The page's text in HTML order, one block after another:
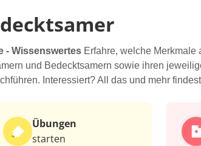
- Wissenswertes Erfahre, welche
und Bedecktsamern sowie ihren
Interessiert? All das und mehr
Übungen
starten